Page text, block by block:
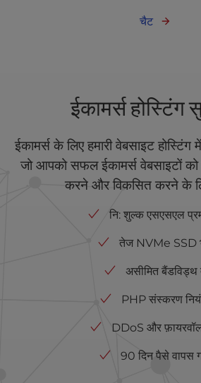
चैट
ईकामर्स होस्टिंग
ईकामर्स के लिए हमारी वेबसाइट
जो आपको सफल ईकामर्स वेबसाइटों
करने और विकसित करने के
नि: शुल्क एसएसएल
तेज NVMe SSD
असीमित
PHP संस्करण
DDoS और फ़ायरवॉल
90 दिन पैसे वापस